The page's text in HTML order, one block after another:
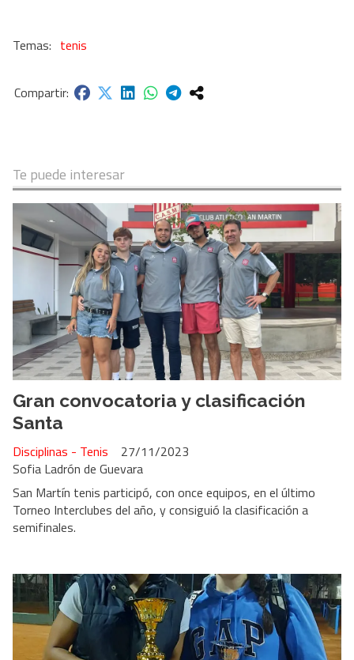
tenis
Te puede interesar
Gran convocatoria y clasificación
Santa
Sofia Ladrón de Guevara
Disciplinas - Tenis 27/11/2023
San Martín tenis participó, con once equipos, en el último
Torneo Interclubes del año, y consiguió la clasificación a
semifinales.